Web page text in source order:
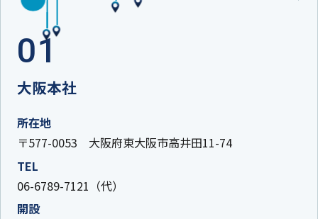
01
大阪本社
所在地
〒577-0053 大阪府東大阪市高井田11-74
TEL
06-6789-7121（代）
開設